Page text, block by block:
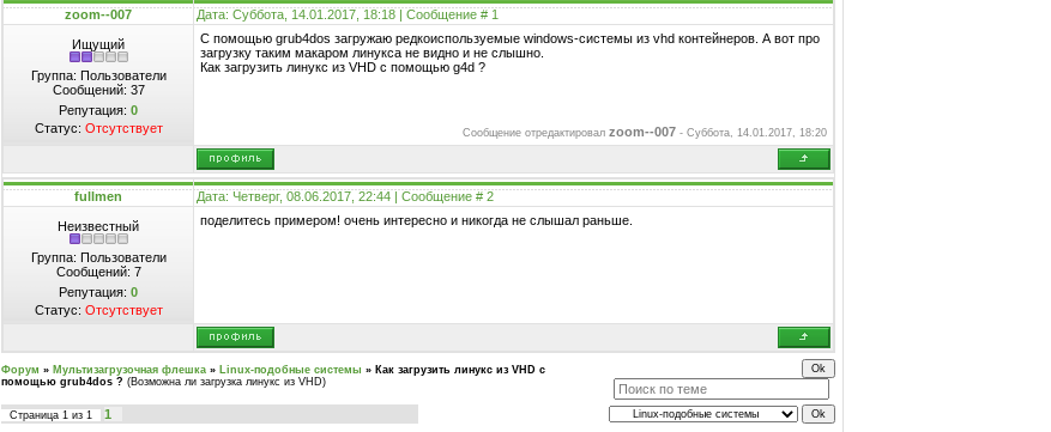
zoom--007 Дата: Суббота, 14.01.2017, 18:18 | Сообщение # 1
Ищущий
Группа: Пользователи
Сообщений: 37
Репутация: 0
Статус: Отсутствует
С помощью grub4dos загружаю редкоиспользуемые windows-системы из vhd контейнеров. А вот про
загрузку таким макаром линукса не видно и не слышно.
Как загрузить линукс из VHD с помощью g4d ?
Сообщение отредактировал zoom--007 - Суббота, 14.01.2017, 18:20
fullmen Дата: Четверг, 08.06.2017, 22:44 | Сообщение # 2
Неизвестный
Группа: Пользователи
Сообщений: 7
Репутация: 0
Статус: Отсутствует
поделитесь примером! очень интересно и никогда не слышал раньше.
Форум » Мультизагрузочная флешка » Linux-подобные системы » Как загрузить линукс из VHD с
помощью grub4dos ? (Возможна ли загрузка линукс из VHD)
Страница 1 из 1
1